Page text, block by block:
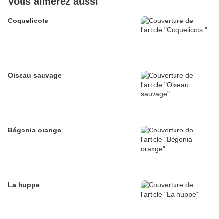
Coquelicots
Oiseau sauvage
Bégonia orange
La huppe